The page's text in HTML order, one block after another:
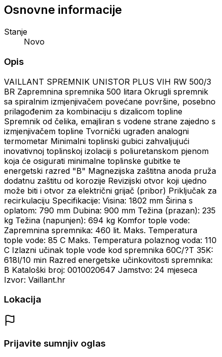
Osnovne informacije
Stanje
Novo
Opis
VAILLANT SPREMNIK UNISTOR PLUS VIH RW 500/3
BR Zapremnina spremnika 500 litara Okrugli spremnik
sa spiralnim izmjenjivačem povećane površine, posebno
prilagođenim za kombinaciju s dizalicom topline
Spremnik od čelika, emajliran s vodene strane zajedno s
izmjenjivačem topline Tvornički ugrađen analogni
termometar Minimalni toplinski gubici zahvaljujući
inovativnoj toplinskoj izolaciji s poliuretanskom pjenom
koja će osigurati minimalne toplinske gubitke te
energetski razred "B" Magnezijska zaštitna anoda pruža
dodatnu zaštitu od korozije Revizijski otvor koji ujedno
može biti i otvor za električni grijač (pribor) Priključak za
recirkulaciju Specifikacije: Visina: 1802 mm Širina s
oplatom: 790 mm Dubina: 900 mm Težina (prazan): 235
kg Težina (napunjen): 694 kg Komfor tople vode:
Zapremnina spremnika: 460 lit. Maks. Temperatura
tople vode: 85 C Maks. Temperatura polaznog voda: 110
C Izlazni učinak tople vode kod spremnika 60C/?T 35K:
618l/10 min Razred energetske učinkovitosti spremnika:
B Kataloški broj: 0010020647 Jamstvo: 24 mjeseca
Izvor: Vaillant.hr
Lokacija
Prijavite sumnjiv oglas